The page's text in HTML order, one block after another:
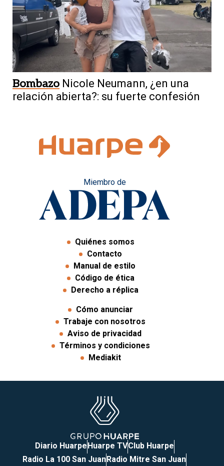
Bombazo Nicole Neumann, ¿en una
relación abierta?: su fuerte confesión
Miembro de
Quiénes somos
Contacto
Manual de estilo
Código de ética
Derecho a réplica
Cómo anunciar
Trabaje con nosotros
Aviso de privacidad
Términos y condiciones
Mediakit
Diario HuarpeHuarpe TVClub Huarpe
Radio La 100 San JuanRadio Mitre San Juan